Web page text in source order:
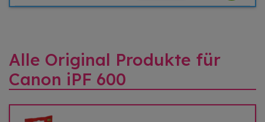
Alle Original Produkte für
Canon iPF 600